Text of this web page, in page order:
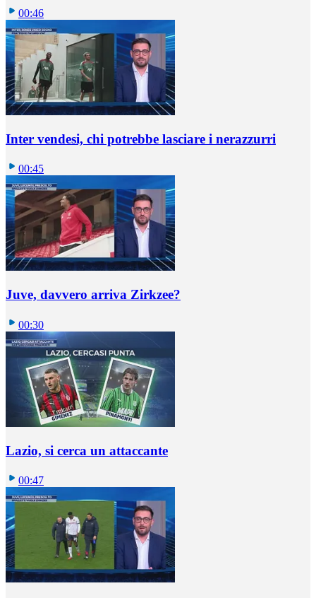
00:46
Inter vendesi, chi potrebbe lasciare i nerazzurri
00:45
Juve, davvero arriva Zirkzee?
00:30
Lazio, si cerca un attaccante
00:47